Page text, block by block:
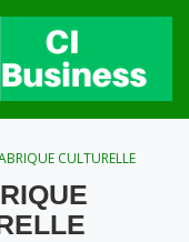
CULTURELLE